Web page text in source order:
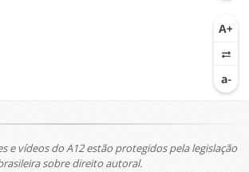
e vídeos do A12 estão protegidos pela legislação
sobre direito autoral.